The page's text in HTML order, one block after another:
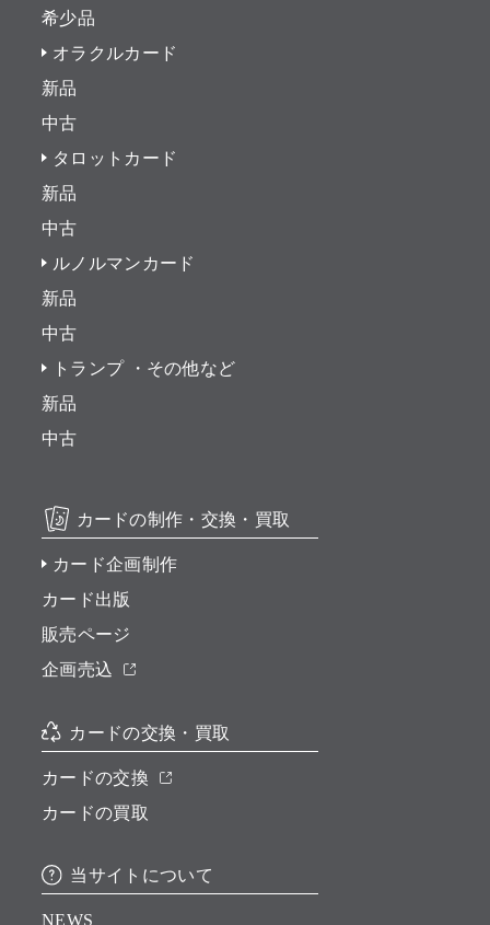
希少品
オラクルカード
新品
中古
タロットカード
新品
中古
ルノルマンカード
新品
中古
トランプ ・その他など
新品
中古
カードの制作・交換・買取
カード企画制作
カード出版
販売ページ
企画売込
カードの交換・買取
カードの交換
カードの買取
当サイトについて
NEWS